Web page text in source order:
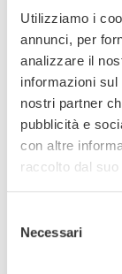
Utilizziamo i
annunci, per
analizzare il
informazioni
nostri partner
pubblicità e
con altre
raccolto dal
delNecessari
metà campo
da non
fisiche, le
Questo
„forze di van
enorme che
der-Waals, il
ambito